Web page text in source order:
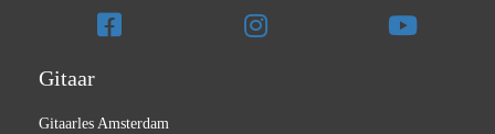
Gitaar
Gitaarles Amsterdam